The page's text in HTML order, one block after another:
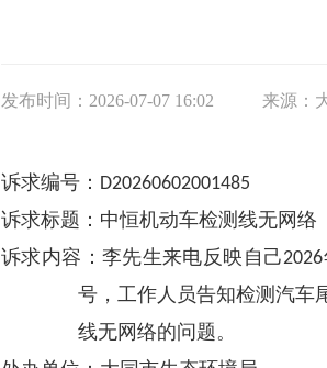
发布时间： 2026-07-07 16:02 来源：
诉求编号： D20260602001485
诉求标题：中恒机动车检测线无网络
诉求内容 ：李先生来电反映自己2026
号，工作人员告知检测汽车
线无网络的问题。